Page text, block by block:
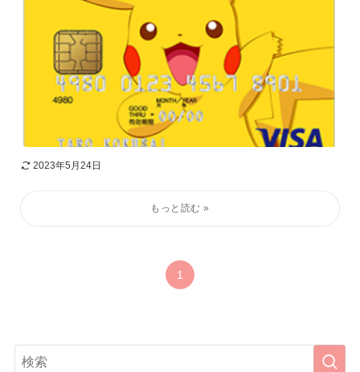
2023年5月24日
1